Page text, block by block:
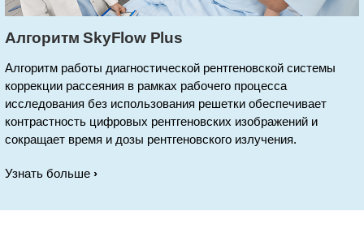
Алгоритм SkyFlow Plus
Алгоритм работы диагностической рентгеновской системы
коррекции рассеяния в рамках рабочего процесса
исследования без использования решетки обеспечивает
контрастность цифровых рентгеновских изображений и
сокращает время и дозы рентгеновского излучения.
Узнать больше